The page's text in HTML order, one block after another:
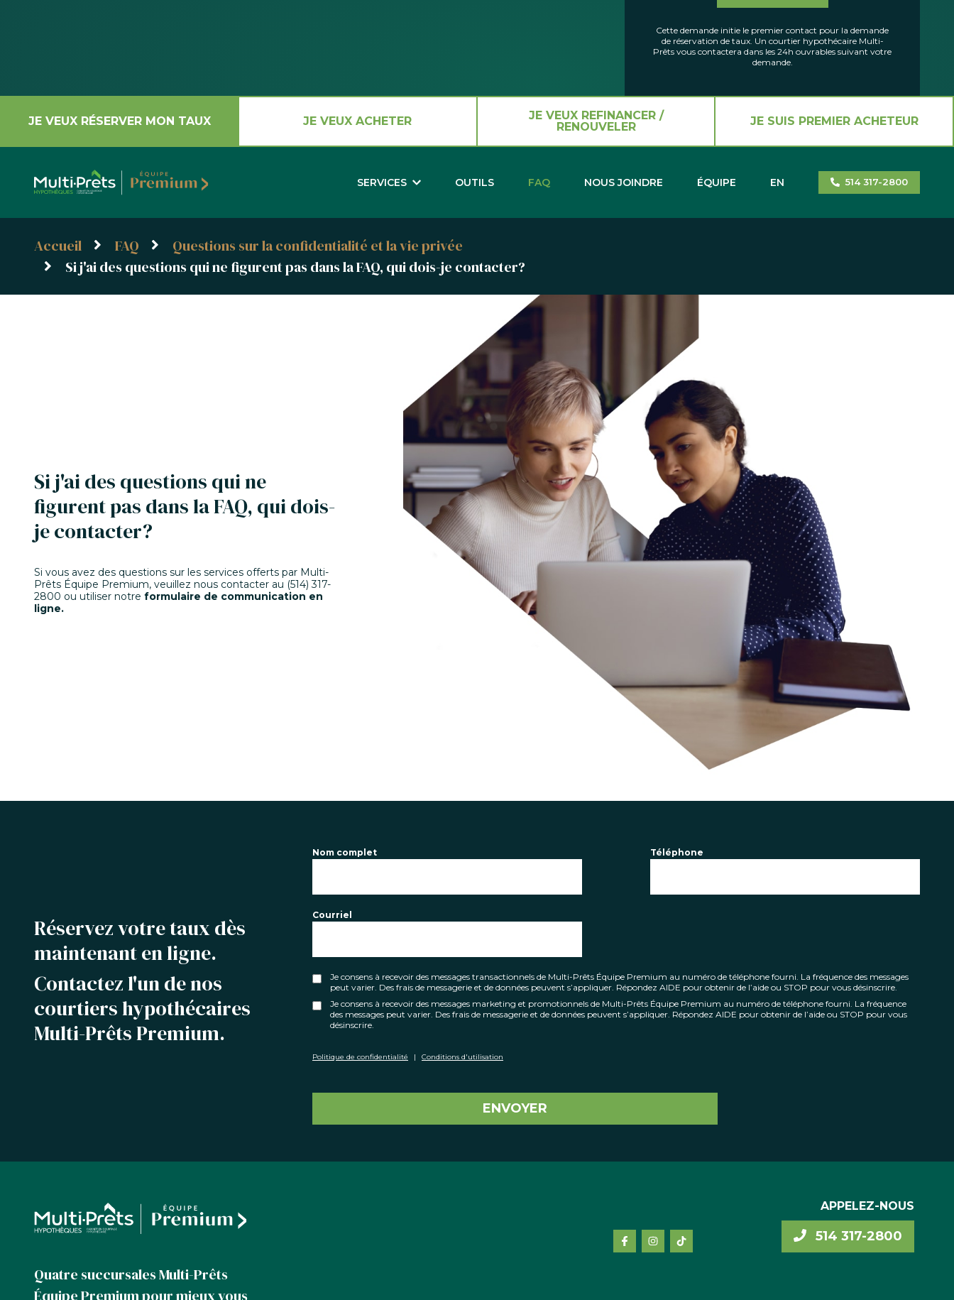
Cette demande initie le premier contact pour la demande
de réservation de taux. Un courtier hypothécaire Multi-
Prêts vous contactera dans les 24h ouvrables suivant votre
demande.
JE VEUX RÉSERVER MON TAUX JE VEUX ACHETER
JE VEUX REFINANCER /
RENOUVELER
JE SUIS PREMIER ACHETEUR
SERVICES OUTILS FAQ NOUS JOINDRE ÉQUIPE EN 514 317-2800
Accueil FAQ
Questions sur la confidentialité et la vie privée
Si j'ai des questions qui ne figurent pas dans la FAQ, qui dois-je contacter?
Si j'ai des questions qui ne
figurent pas dans la FAQ, qui dois-
je contacter?
Si vous avez des questions sur les services offerts par Multi-
Prêts Équipe Premium, veuillez nous contacter au (514) 317-
2800 ou utiliser notre formulaire de communication en
ligne.
Réservez votre taux dès
maintenant en ligne.
Contactez l'un de nos
courtiers hypothécaires
Multi-Prêts Premium.
Nom complet Téléphone
Courriel
Je consens à recevoir des messages transactionnels de Multi-Prêts Équipe Premium au numéro de téléphone fourni. La fréquence des messages
peut varier. Des frais de messagerie et de données peuvent s’appliquer. Répondez AIDE pour obtenir de l’aide ou STOP pour vous désinscrire.
Je consens à recevoir des messages marketing et promotionnels de Multi-Prêts Équipe Premium au numéro de téléphone fourni. La fréquence
des messages peut varier. Des frais de messagerie et de données peuvent s’appliquer. Répondez AIDE pour obtenir de l’aide ou STOP pour vous
désinscrire.
Politique de confidentialité | Conditions d'utilisation
ENVOYER
APPELEZ-NOUS
514 317-2800
Quatre succursales Multi-Prêts
Équipe Premium pour mieux vous